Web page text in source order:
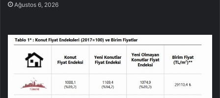
Ağustos 6, 2026